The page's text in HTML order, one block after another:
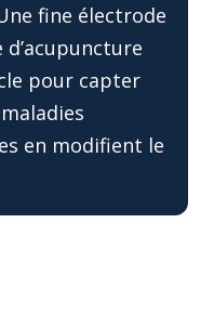
fine électrode
pour capter
en modifient le